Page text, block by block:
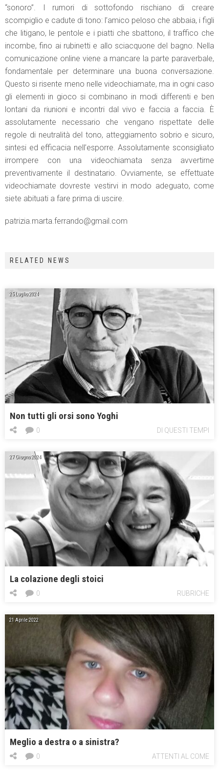
“sonoro”. I rumori di sottofondo rischiano di creare
scompiglio e cadute di tono: l’amico peloso che abbaia, i figli
che litigano, le pentole e i piatti che sbattono, il traffico che
incombe, fino ai rubinetti e allo sciacquone del bagno. Nella
comunicazione online viene a mancare la parte paraverbale,
fondamentale per determinare una buona conversazione.
Questo si risente meno nelle videochiamate, ma in ogni caso
gli elementi in gioco si combinano in modi differenti e ben
lontani da riunioni e incontri dal vivo e faccia a faccia. È
assolutamente necessario che vengano rispettate delle
regole di neutralità del tono, atteggiamento sobrio e sicuro,
sintesi ed efficacia nell’esporre. Assolutamente sconsigliato
irrompere con una videochiamata senza avvertirne
preventivamente il destinatario. Ovviamente, se effettuate
videochiamate dovreste vestirvi in modo adeguato, come
siete abituati a fare prima di uscire.
patrizia.marta.ferrando@gmail.com
RELATED NEWS
25 Luglio 2024
Non tutti gli orsi sono Yoghi
DI QUESTI TEMPI
0
27 Giugno 2024
La colazione degli stoici
RUBRICHE
0
21 Aprile 2022
Meglio a destra o a sinistra?
ATTENTI AL COME
0